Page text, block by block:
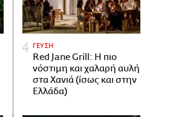
ΓΕΥΣΗ
Red Jane Grill: Η πιο
νόστιμη και χαλαρή αυλή
στα Χανιά (ίσως και στην
Ελλάδα)